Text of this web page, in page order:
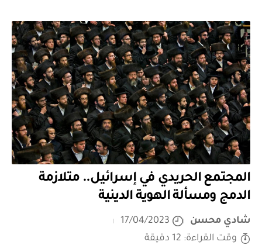
المجتمع الحريدي في إسرائيل.. متلازمة
الدمج ومسألة الهوية الدينية
شادي محسن
17/04/2023
وقت القراءة: 12 دقيقة